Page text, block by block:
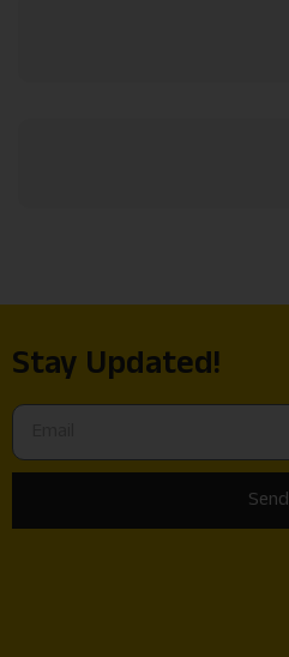
Stay Updated!
Send